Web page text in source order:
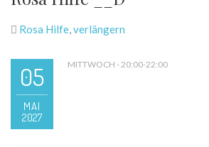
Rosa Hilfe,verlängern
05
MAI
2027
MITTWOCH - 20:00-22:00